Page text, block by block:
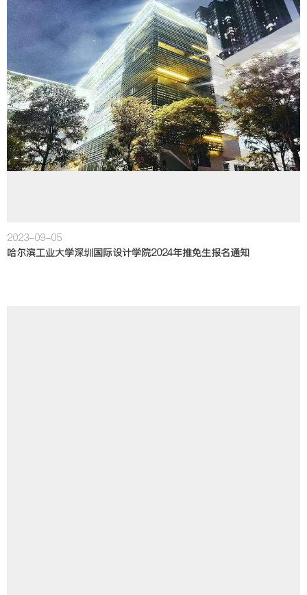
2023-09-05
哈尔滨工业大学深圳国际设计学院2024年推免生报名通知